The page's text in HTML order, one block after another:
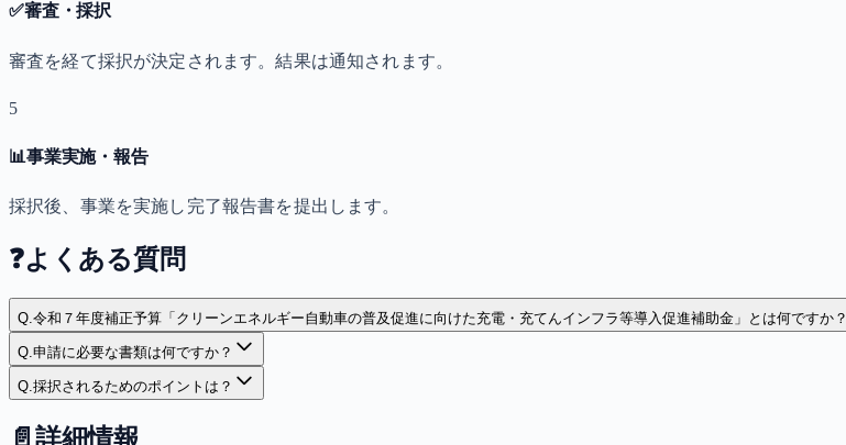
✅審査・採択
審査を経て採択が決定されます。結果は通知されます。
5
📊事業実施・報告
採択後、事業を実施し完了報告書を提出します。
❓よくある質問
Q.令和７年度補正予算「クリーンエネルギー自動車の普及促進に向けた充電・充てんインフラ等導入促進補助金」とは何ですか？
Q.申請に必要な書類は何ですか？
Q.採択されるためのポイントは？
📄 詳細情報